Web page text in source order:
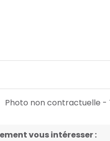
Photo non contractuelle -
vous intéresser :